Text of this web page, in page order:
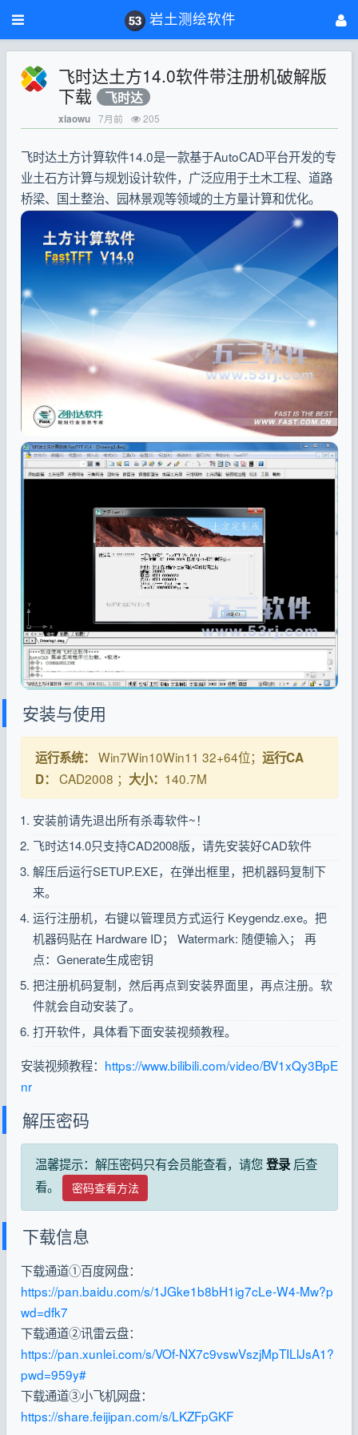
岩土测绘软件
飞时达土方14.0软件带注册机破解版
下载 飞时达
xiaowu 7月前 205
飞时达土方计算软件14.0是一款基于AutoCAD平台开发的专
业土石方计算与规划设计软件，广泛应用于土木工程、道路
桥梁、国土整治、园林景观等领域的土方量计算和优化。
安装与使用
运行系统： Win7Win10Win11 32+64位； 运行CA
D： CAD2008 ； 大小： 140.7M
安装前请先退出所有杀毒软件~！
飞时达14.0只支持CAD2008版，请先安装好CAD软件
解压后运行SETUP.EXE，在弹出框里，把机器码复制下
来。
运行注册机，右键以管理员方式运行 Keygendz.exe。把
机器码贴在 Hardware ID； Watermark: 随便输入； 再
点：Generate生成密钥
把注册机码复制，然后再点到安装界面里，再点注册。软
件就会自动安装了。
打开软件，具体看下面安装视频教程。
安装视频教程： https://www.bilibili.com/video/BV1xQy3BpE
nr
解压密码
温馨提示：解压密码只有会员能查看，请您登录 后查
看。
密码查看方法
下载信息
下载通道①百度网盘：
https://pan.baidu.com/s/1JGke1b8bH1ig7cLe-W4-Mw?p
wd=dfk7
下载通道②讯雷云盘：
https://pan.xunlei.com/s/VOf-NX7c9vswVszjMpTILlJsA1?
pwd=959y#
下载通道③小飞机网盘：
https://share.feijipan.com/s/LKZFpGKF